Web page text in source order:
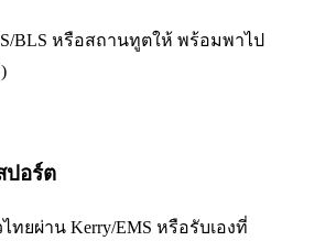
BLS หรือสถานทูตให้ พร้อมพาไป
ปอร์ต
ทยผ่าน Kerry/EMS หรือรับเองที่